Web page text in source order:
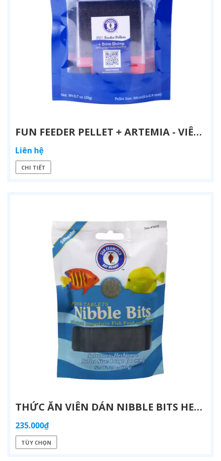
FUN FEEDER PELLET + ARTEMIA - VIÊN THỨC ĂN CAO CẤP CHO CÁ CẢNH BIỂN
Liên hệ
CHI TIẾT
THỨC ĂN VIÊN DÁN NIBBLE BITS HERBIVORE – SFBB (USA) | DÀNH CHO CÁ BIỂN ĂN RONG VÀ ĂN TẠP
235.000₫
TÙY CHỌN